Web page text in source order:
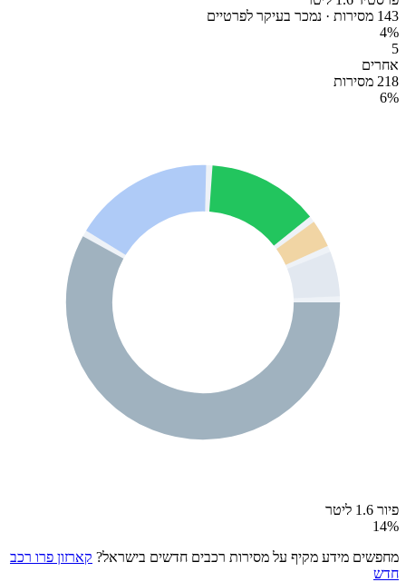
143 מסירות · נמכר בעיקר לפרטיים
4%
5
אחרים
218 מסירות
6%
פיור 1.6 ליטר
14%
מחפשים מידע מקיף על מסירות רכבים חדשים בישראל? קארזון פרו רכב
חדש